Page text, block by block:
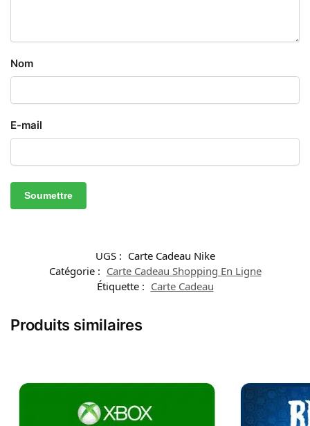
Nom
E-mail
UGS : Carte Cadeau Nike
Catégorie : Carte Cadeau Shopping En Ligne
Étiquette : Carte Cadeau
Produits similaires